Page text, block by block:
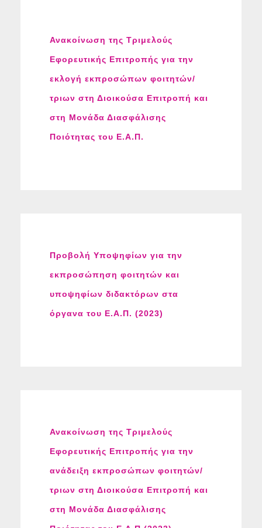
Ανακοίνωση της Τριμελούς
Εφορευτικής Επιτροπής για την
εκλογή εκπροσώπων φοιτητών/
τριων στη Διοικούσα Επιτροπή και
στη Μονάδα Διασφάλισης
Ποιότητας του Ε.Α.Π.
Προβολή Υποψηφίων για την
εκπροσώπηση φοιτητών και
υποψηφίων διδακτόρων στα
όργανα του Ε.Α.Π. (2023)
Ανακοίνωση της Τριμελούς
Εφορευτικής Επιτροπής για την
ανάδειξη εκπροσώπων φοιτητών/
τριων στη Διοικούσα Επιτροπή και
στη Μονάδα Διασφάλισης